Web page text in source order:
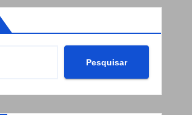
Pesquisar